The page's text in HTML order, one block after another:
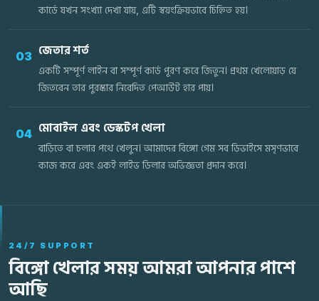
কার্ডে যখন সংখ্যা দেখা যায়, এটি স্বয়ংক্রিয়ভাবে চিহ্নিত হয়।
03 জেতার শর্ত
একটি সম্পূর্ণ লাইন বা সম্পূর্ণ কার্ড পূরণ করে জিতুন। প্রথম খেলোয়াড় যে
জিতবেন তার পুরস্কার নিবেদিত পেআউট হার পায়।
04 মোবাইল এবং ডেস্কটপ খেলা
বাড়িতে বা চলার পথে খেলুন। আমাদের বিঙ্গো গেম সব ডিভাইসে মসৃণভাবে
কাজ করে এবং একই লাইভ ডিলার অভিজ্ঞতা প্রদান করে।
24/7 SUPPORT
বিঙ্গো খেলার সময় আমরা আপনার পাশে
আছি